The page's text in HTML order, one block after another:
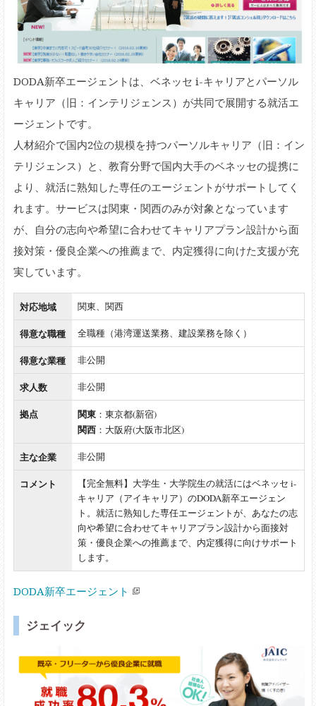
DODA新卒エージェントは、ベネッセ i-キャリアとパーソル
キャリア（旧：インテリジェンス）が共同で展開する就活エ
ージェントです。
人材紹介で国内2位の規模を持つパーソルキャリア（旧：イン
テリジェンス）と、教育分野で国内大手のベネッセの提携に
より、就活に熟知した専任のエージェントがサポートしてく
れます。サービスは関東・関西のみが対象となっています
が、自分の志向や希望に合わせてキャリアプラン設計から面
接対策・優良企業への推薦まで、内定獲得に向けた支援が充
実しています。
対応地域 関東、関西
得意な職種 全職種（港湾運送業務、建設業務を除く）
得意な業種 非公開
求人数 非公開
拠点 関東 ：東京都(新宿)
関西 ：大阪府(大阪市北区)
主な企業 非公開
コメント
【完全無料】大学生・大学院生の就活にはベネッセ i-
キャリア（アイキャリア）のDODA新卒エージェン
ト。就活に熟知した専任エージェントが、あなたの志
向や希望に合わせてキャリアプラン設計から面接対
策・優良企業への推薦まで、内定獲得に向けサポート
します。
DODA新卒エージェント
ジェイック